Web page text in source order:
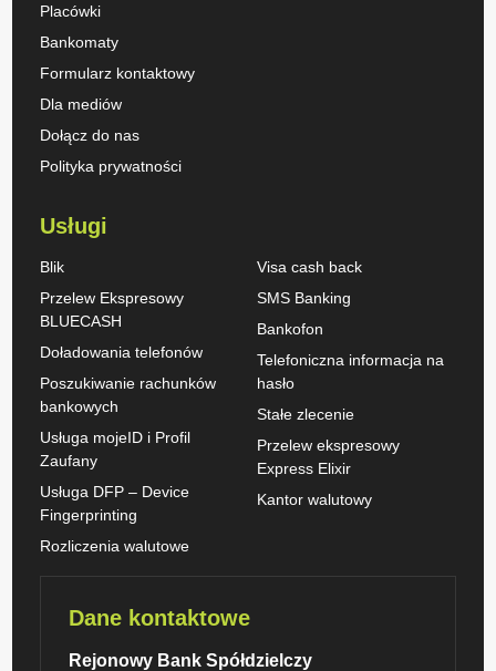
Placówki
Bankomaty
Formularz kontaktowy
Dla mediów
Dołącz do nas
Polityka prywatności
Usługi
Blik
Przelew Ekspresowy
BLUECASH
Doładowania telefonów
Poszukiwanie rachunków
bankowych
Usługa mojeID i Profil
Zaufany
Usługa DFP – Device
Fingerprinting
Rozliczenia walutowe
Visa cash back
SMS Banking
Bankofon
Telefoniczna informacja na
hasło
Stałe zlecenie
Przelew ekspresowy
Express Elixir
Kantor walutowy
Dane kontaktowe
Rejonowy Bank Spółdzielczy